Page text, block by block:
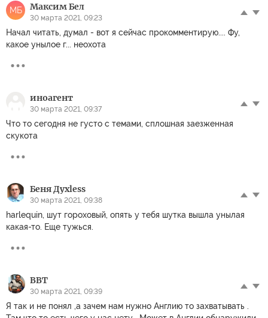
МБ Максим Бел
30 марта 2021, 09:23
Начал читать, думал - вот я сейчас прокомментирую.... Фу,
какое унылое г... неохота
иноагент
30 марта 2021, 09:37
Что то сегодня не густо с темами, сплошная заезженная
скукота
Беня Духless
30 марта 2021, 09:38
harlequin, шут гороховый, опять у тебя шутка вышла унылая
какая-то. Еще тужься.
ВВТ
30 марта 2021, 09:39
Я так и не понял ,а зачем нам нужно Англию то захватывать .